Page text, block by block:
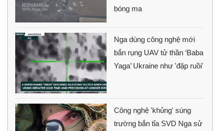
bóng ma
Nga dùng công nghệ mới
bắn rụng UAV tử thần ‘Baba
Yaga’ Ukraine như 'đập ruồi'
Công nghệ 'khủng' súng
trường bắn tỉa SVD Nga sử